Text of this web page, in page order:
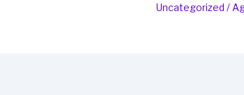
Uncategorized /